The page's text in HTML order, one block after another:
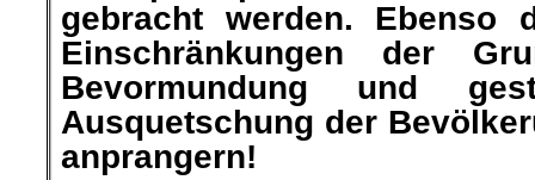
gebracht werden. Ebenso
Einschränkungen der
Bevormundung und
Ausquetschung der
anprangern!